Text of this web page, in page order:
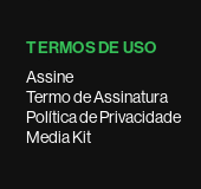
TERMOS DE USO
Assine
Termo de Assinatura
Política de Privacidade
Media Kit